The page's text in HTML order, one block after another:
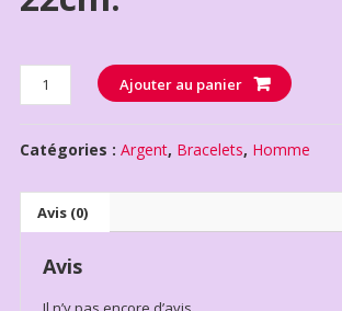
Quantité Ajouter au panier
Catégories : Argent, Bracelets, Homme
Avis (0)
Avis